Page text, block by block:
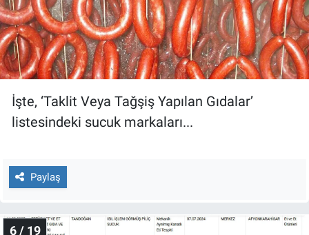
İşte, ‘Taklit Veya Tağşiş Yapılan Gıdalar’
listesindeki sucuk markaları...
Paylaş
6 / 19